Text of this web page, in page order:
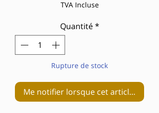
TVA Incluse
Quantité *
Rupture de stock
Me notifier lorsque cet article est